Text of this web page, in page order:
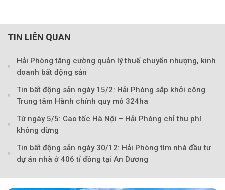
Theo Sở hữu trí
TIN LIÊN QUAN
Hải Phòng tăng cường quản lý thuế chuyển nhượng, kinh
doanh bất động sản
Tin bất động sản ngày 15/2: Hải Phòng sắp khởi công
Trung tâm Hành chính quy mô 324ha
Từ ngày 5/5: Cao tốc Hà Nội – Hải Phòng chỉ thu phí
không dừng
Tin bất động sản ngày 30/12: Hải Phòng tìm nhà đầu tư
dự án nhà ở 406 tỉ đồng tại An Dương